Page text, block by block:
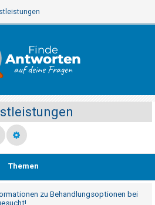
Themen
zu Behandlungsoptionen bei